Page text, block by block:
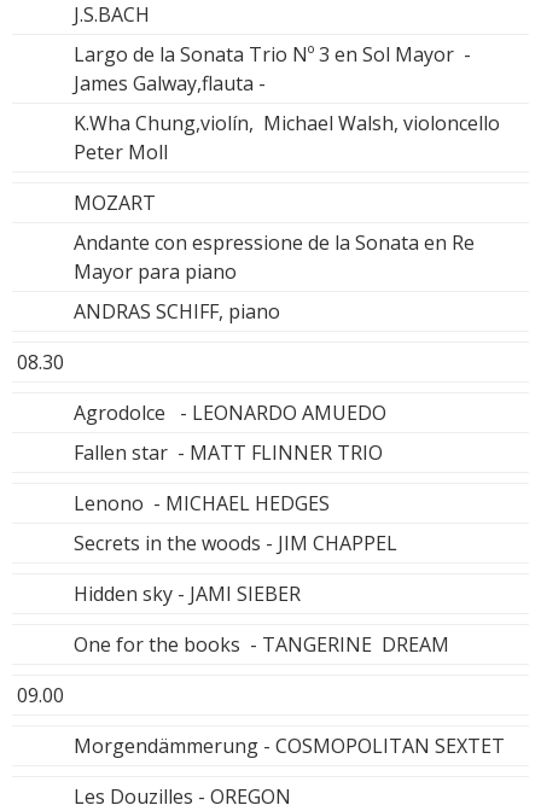
J.S.BACH
Largo de la Sonata Trio Nº 3 en Sol Mayor -
James Galway,flauta -
K.Wha Chung,violín, Michael Walsh, violoncello
Peter Moll
MOZART
Andante con espressione de la Sonata en Re
Mayor para piano
ANDRAS SCHIFF, piano
08.30
Agrodolce - LEONARDO AMUEDO
Fallen star - MATT FLINNER TRIO
Lenono - MICHAEL HEDGES
Secrets in the woods - JIM CHAPPEL
Hidden sky - JAMI SIEBER
One for the books - TANGERINE DREAM
09.00
Morgendämmerung - COSMOPOLITAN SEXTET
Les Douzilles - OREGON